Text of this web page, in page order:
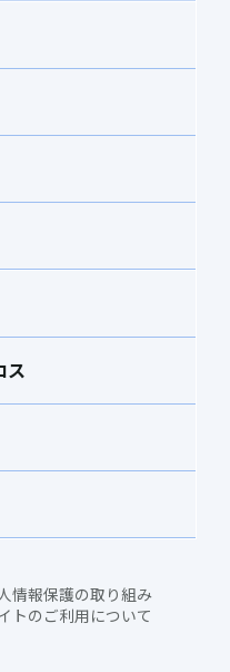
ス
情報保護の取り組み
トのご利用について